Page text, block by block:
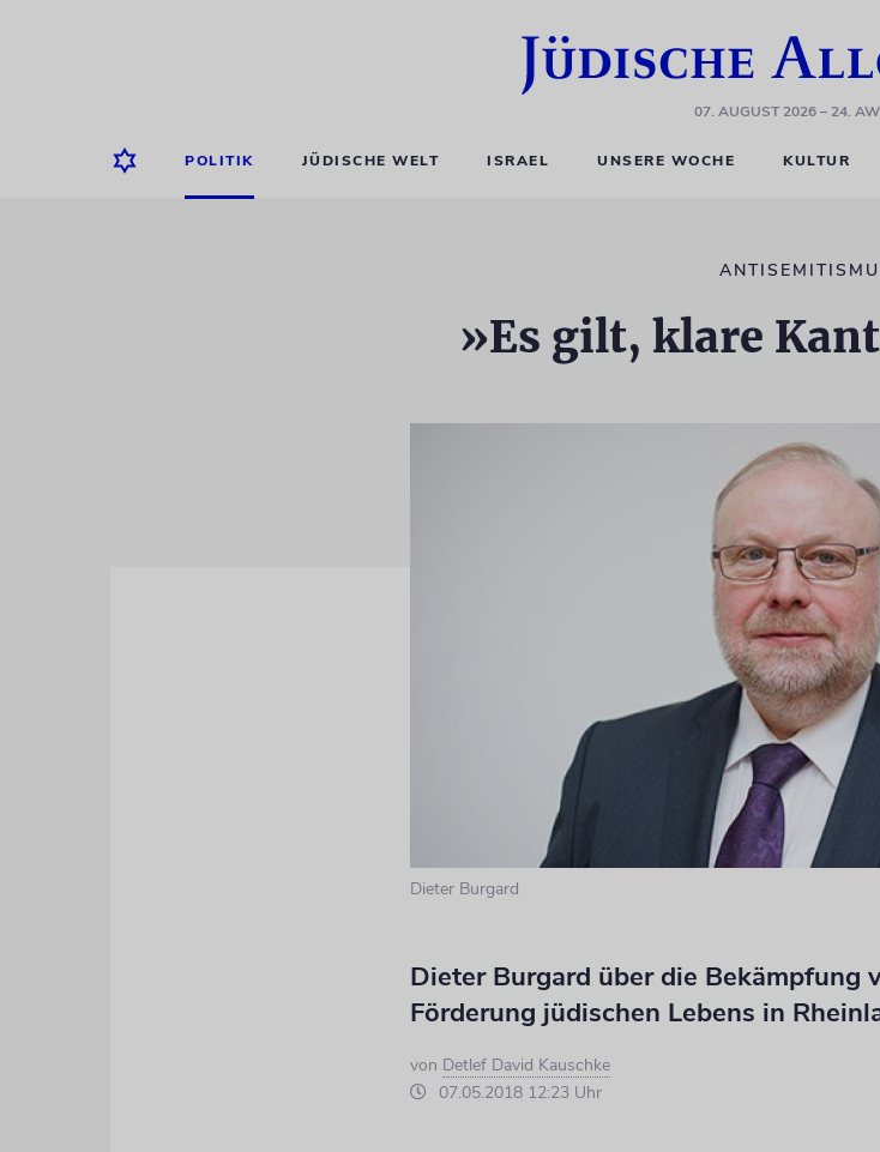
07. AUGUST 2026– 24.
POLITIK JÜDISCHE WELT ISRAEL UNSERE WOCHE KULTUR
»Es gilt, klare
Dieter Burgard
Dieter Burgard über die Bekämpfung
Förderung jüdischen Lebens in
von Detlef David Kauschke
07.05.2018 12:23 Uhr